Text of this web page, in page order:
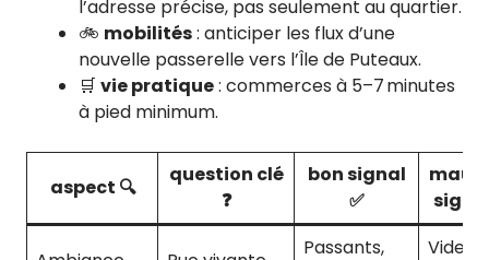
l’adresse précise, pas seulement au quartier.
🚲 mobilités: anticiper les flux d’une
nouvelle passerelle vers l’Île de Puteaux.
🛒 vie pratique: commerces à 5–7 minutes
à pied minimum.
aspect 🔍
question clé
❓
bon signal
✅
signal
Passants,
Vide,